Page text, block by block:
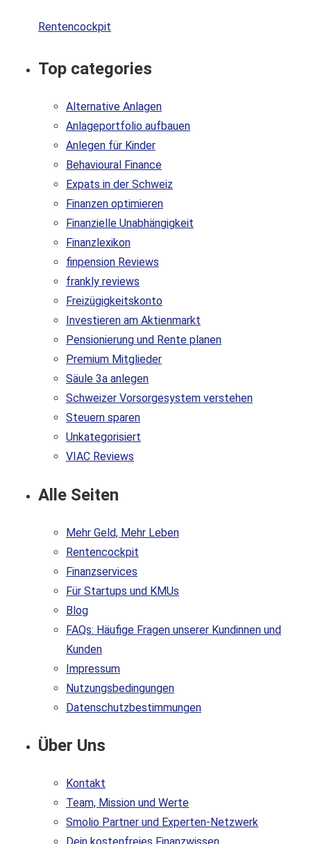
Rentencockpit
Top categories
Alternative Anlagen
Anlageportfolio aufbauen
Anlegen für Kinder
Behavioural Finance
Expats in der Schweiz
Finanzen optimieren
Finanzielle Unabhängigkeit
Finanzlexikon
finpension Reviews
frankly reviews
Freizügigkeitskonto
Investieren am Aktienmarkt
Pensionierung und Rente planen
Premium Mitglieder
Säule 3a anlegen
Schweizer Vorsorgesystem verstehen
Steuern sparen
Unkategorisiert
VIAC Reviews
Alle Seiten
Mehr Geld, Mehr Leben
Rentencockpit
Finanzservices
Für Startups und KMUs
Blog
FAQs: Häufige Fragen unserer Kundinnen und
Kunden
Impressum
Nutzungsbedingungen
Datenschutzbestimmungen
Über Uns
Kontakt
Team, Mission und Werte
Smolio Partner und Experten-Netzwerk